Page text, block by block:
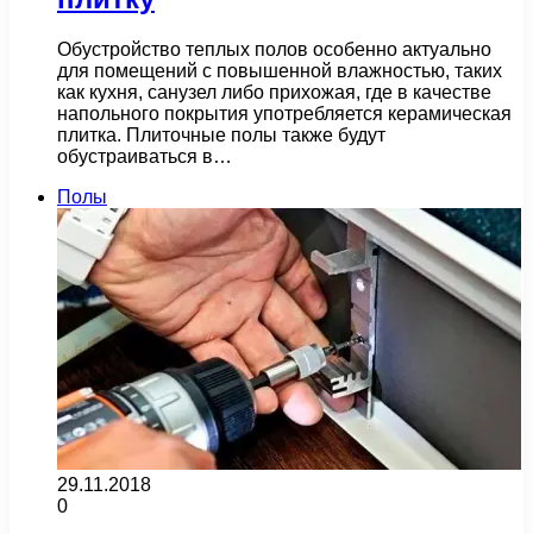
Обустройство теплых полов особенно актуально
для помещений с повышенной влажностью, таких
как кухня, санузел либо прихожая, где в качестве
напольного покрытия употребляется керамическая
плитка. Плиточные полы также будут
обустраиваться в…
Полы
29.11.2018
0